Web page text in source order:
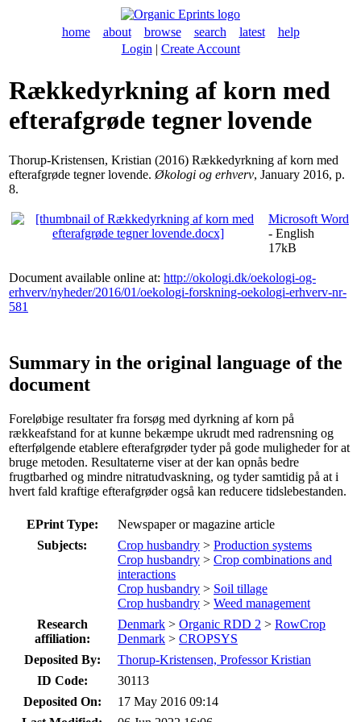
home about browse search latest
help
Login | Create Account
Rækkedyrkning af korn med
efterafgrøde tegner lovende
Thorup-Kristensen, Kristian (2016) Rækkedyrkning af korn med
efterafgrøde tegner lovende. Økologi og erhverv, January 2016, p.
8.
Microsoft Word
- English
17kB
Document available online at: http://okologi.dk/oekologi-og-
erhverv/nyheder/2016/01/oekologi-forskning-oekologi-erhverv-nr-
581
Summary in the original language of the
document
Foreløbige resultater fra forsøg med dyrkning af korn på
rækkeafstand for at kunne bekæmpe ukrudt med radrensning og
efterfølgende etablere efterafgrøder tyder på gode muligheder for at
bruge metoden. Resultaterne viser at der kan opnås bedre
frugtbarhed og mindre nitratudvaskning, og tyder samtidig på at i
hvert fald kraftige efterafgrøder også kan reducere tidslebestanden.
EPrint Type:
Newspaper or magazine article
Subjects:
Crop husbandry > Production systems
Crop husbandry > Crop combinations and
interactions
Crop husbandry > Soil tillage
Crop husbandry > Weed management
Research
affiliation:
Denmark > Organic RDD 2 > RowCrop
Denmark > CROPSYS
Deposited By:
Thorup-Kristensen, Professor Kristian
ID Code:
30113
Deposited On:
17 May 2016 09:14